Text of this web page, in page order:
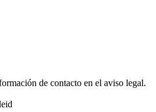
de contacto en el aviso legal.